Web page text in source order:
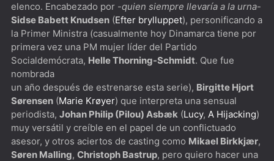
elenco. Encabezado por -quien siempre llevaría a la urna-
Sidse Babett Knudsen (Efter brylluppet), personificando a
la Primer Ministra (casualmente hoy Dinamarca tiene por
primera vez una PM mujer líder del Partido
Socialdemócrata, Helle Thorning-Schmidt. Que fue
nombrada
un año después de estrenarse esta serie), Birgitte Hjort
Sørensen (Marie Krøyer) que interpreta una sensual
periodista, Johan Philip (Pilou) Asbæk (Lucy, A Hijacking)
muy versátil y creíble en el papel de un conflictuado
asesor, y otros aciertos de casting como Mikael Birkkjær,
Søren Malling, Christoph Bastrup, pero quiero hacer una